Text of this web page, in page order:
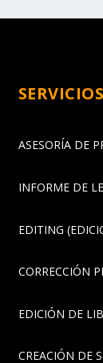
ASESORÍA DE
INFORME DE
EDITING
CORRECCIÓN
EDICIÓN DE
CREACIÓN DE